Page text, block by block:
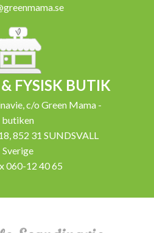
FYSISK BUTIK
c/o Green Mama -
butiken
852 31 SUNDSVALL
Sverige
060-12 40 65